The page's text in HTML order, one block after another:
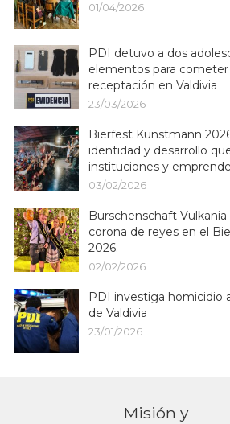
01/04/2026
PDI detuvo a dos
elementos para
receptación en Valdivia
23/03/2026
Bierfest Kunstmann
identidad y desarrollo
instituciones y
03/02/2026
Burschenschaft
corona de reyes en el
2026.
02/02/2026
PDI investiga homicidio
de Valdivia
23/01/2026
Misión y